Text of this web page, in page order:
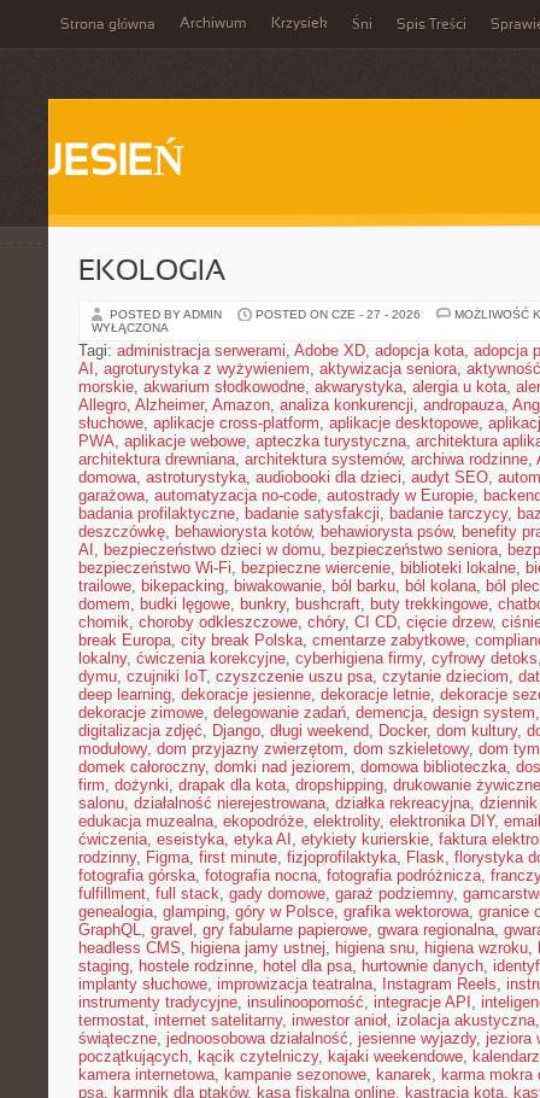
Strona główna Archiwum Krzysiek Śni Spis Treści
JESIEŃ
EKOLOGIA
POSTED BY ADMIN POSTED ON CZE - 27 - 2026
MOŻLIWOŚĆ
WYŁĄCZONA
Tagi: administracja serwerami, Adobe XD, adopcja kota, adopcja
AI , agroturystyka z wyżywieniem, aktywizacja seniora,
morskie, akwarium słodkowodne, akwarystyka, alergia u kota,
Allegro, Alzheimer, Amazon, analiza konkurencji, andropauza,
słuchowe, aplikacje cross-platform, aplikacje desktopowe,
PWA, aplikacje webowe, apteczka turystyczna, architektura
architektura drewniana, architektura systemów, archiwa rodzinne,
domowa, astroturystyka, audiobooki dla dzieci, audyt SEO,
garażowa, automatyzacja no-code, autostrady w Europie,
badania profilaktyczne, badanie satysfakcji, badanie tarczycy,
deszczówkę, behawiorysta kotów, behawiorysta psów, benefity
AI , bezpieczeństwo dzieci w domu, bezpieczeństwo seniora,
bezpieczeństwo Wi-Fi, bezpieczne wiercenie, biblioteki lokalne,
trailowe, bikepacking, biwakowanie, ból barku, ból kolana, ból
domem, budki lęgowe, bunkry, bushcraft, buty trekkingowe,
chomik, choroby odkleszczowe, chóry, CI CD, cięcie drzew,
break Europa, city break Polska, cmentarze zabytkowe,
lokalny, ćwiczenia korekcyjne, cyberhigiena firmy, cyfrowy detoks
dymu, czujniki IoT, czyszczenie uszu psa, czytanie dzieciom,
deep learning, dekoracje jesienne, dekoracje letnie, dekoracje
dekoracje zimowe, delegowanie zadań, demencja, design system
digitalizacja zdjęć, Django, długi weekend, Docker, dom kultury,
modułowy, dom przyjazny zwierzętom, dom szkieletowy, dom
domek całoroczny, domki nad jeziorem, domowa biblioteczka,
firm, dożynki, drapak dla kota, dropshipping, drukowanie żywiczne
salonu, działalność nierejestrowana, działka rekreacyjna,
edukacja muzealna, ekopodróże, elektrolity, elektronika DIY,
ćwiczenia, eseistyka, etyka AI , etykiety kurierskie, faktura
rodzinny, Figma, first minute, fizjoprofilaktyka, Flask, florystyka
fotografia górska, fotografia nocna, fotografia podróżnicza,
fulfillment, full stack, gady domowe, garaż podziemny,
genealogia, glamping, góry w Polsce, grafika wektorowa, granice
GraphQL, gravel , gry fabularne papierowe, gwara regionalna,
headless CMS, higiena jamy ustnej, higiena snu, higiena wzroku,
staging, hostele rodzinne, hotel dla psa, hurtownie danych,
implanty słuchowe, improwizacja teatralna, Instagram Reels,
instrumenty tradycyjne, insulinooporność, integracje API ,
termostat, internet satelitarny, inwestor anioł, izolacja akustyczna
świąteczne, jednoosobowa działalność, jesienne wyjazdy, jeziora
początkujących, kącik czytelniczy, kajaki weekendowe,
kamera internetowa, kampanie sezonowe, kanarek, karma mokra
psa, karmnik dla ptaków, kasa fiskalna online, kastracja kota,